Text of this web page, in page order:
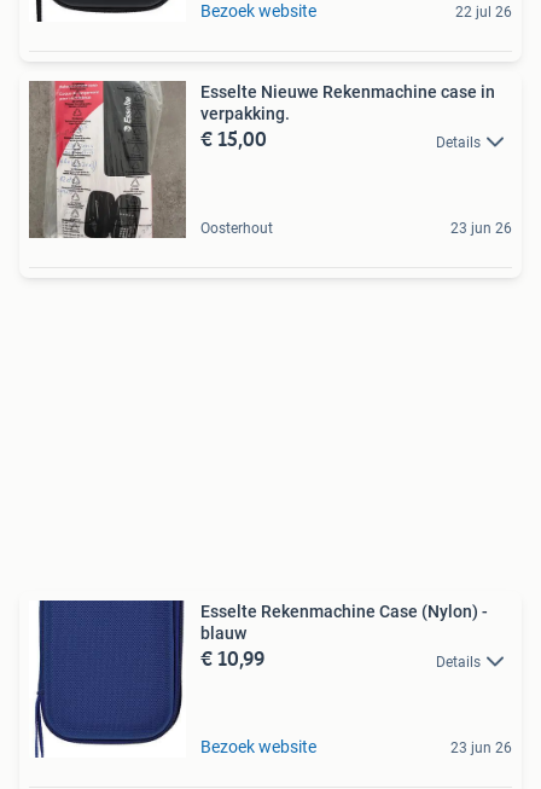
Bezoek website 22 jul 26
Esselte Nieuwe Rekenmachine case in
verpakking.
€ 15,00 Details
Oosterhout 23 jun 26
Esselte Rekenmachine Case (Nylon) -
blauw
€ 10,99 Details
Bezoek website 23 jun 26